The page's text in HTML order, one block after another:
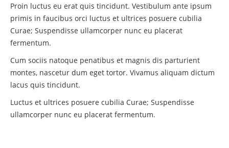
Proin luctus eu erat quis tincidunt. Vestibulum ante ipsum
primis in faucibus orci luctus et ultrices posuere cubilia
Curae; Suspendisse ullamcorper nunc eu placerat
fermentum.
Cum sociis natoque penatibus et magnis dis parturient
montes, nascetur dum eget tortor. Vivamus aliquam dictum
lacus quis tincidunt.
Luctus et ultrices posuere cubilia Curae; Suspendisse
ullamcorper nunc eu placerat fermentum.